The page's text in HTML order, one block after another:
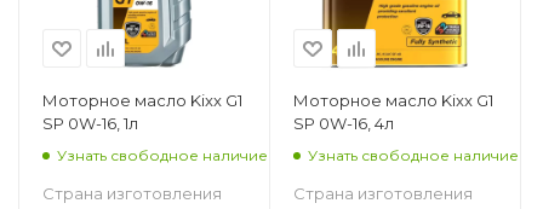
Моторное масло Kixx G1
SP 0W-16, 1л
Узнать свободное наличие
Страна изготовления
Моторное масло Kixx G1
SP 0W-16, 4л
Узнать свободное наличие
Страна изготовления